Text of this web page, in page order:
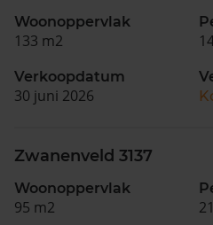
Woonoppervlak
133 m2
Verkoopdatum
30 juni 2026
Zwanenveld 3137
Woonoppervlak
95 m2